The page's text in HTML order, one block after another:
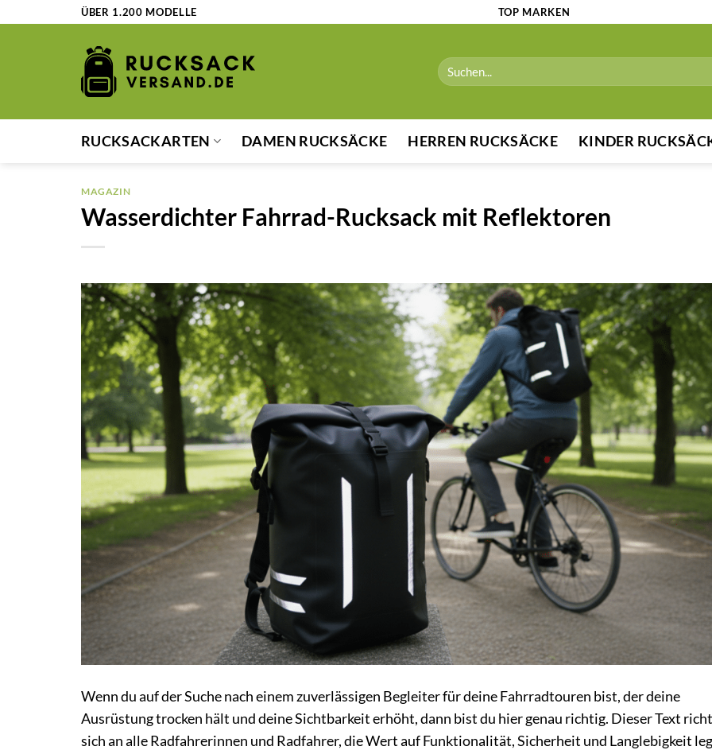
ÜBER 1.200 MODELLE TOP MARKEN
Suchen
nach:
RUCKSACKARTEN DAMEN RUCKSÄCKE HERREN RUCKSÄCKE KINDER
MAGAZIN
Wasserdichter Fahrrad-Rucksack mit Reflektoren
Wenn du auf der Suche nach einem zuverlässigen Begleiter für deine Fahrradtouren bist, der deine
Ausrüstung trocken hält und deine Sichtbarkeit erhöht, dann bist du hier genau richtig. Dieser Text
sich an alle Radfahrerinnen und Radfahrer, die Wert auf Funktionalität, Sicherheit und Langlebigkeit